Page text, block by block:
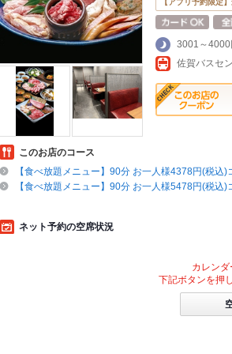
【アプリ予約限定
3001～4000
佐賀バスセ
このお店のコース
【食べ放題メニュー】90分 お一人様4378円(税込)
【食べ放題メニュー】90分 お一人様5478円(税込)
ネット予約の空席状況
カレンダ
下記ボタンを押